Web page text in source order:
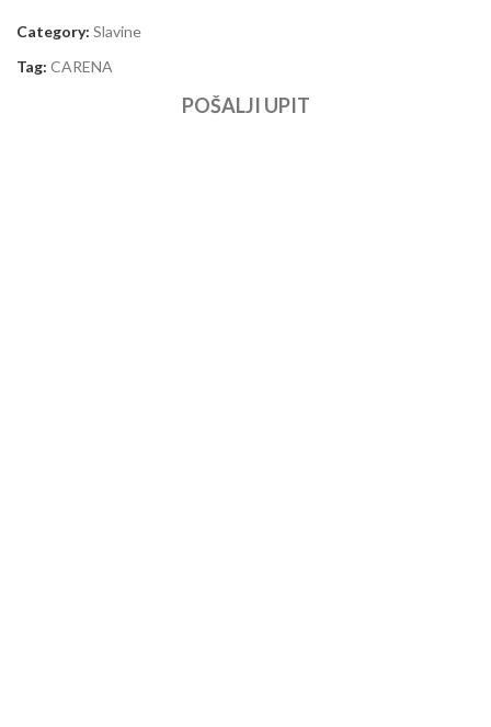
Category: Slavine
Tag: CARENA
POŠALJI UPIT